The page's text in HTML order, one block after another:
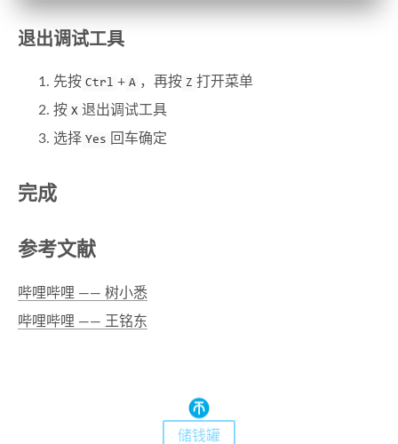
退出调试工具
先按 Ctrl + A ，再按 Z 打开菜单
按 X 退出调试工具
选择 Yes 回车确定
完成
参考文献
哔哩哔哩 —— 树小悉
哔哩哔哩 —— 王铭东
储钱罐